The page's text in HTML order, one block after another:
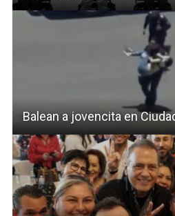
Balean a jovencita en